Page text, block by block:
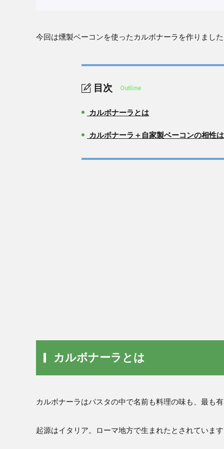
今回は燻製ベーコンを使ったカルボナーラを作りました
目次 Outline
1.
カルボナーラとは
2.
カルボナーラ＋自家製ベーコンの相性
カルボナーラとは
カルボナーラはパスタの中で名前も料理の味も、最も
起源はイタリア。ローマ地方で生まれたとされています